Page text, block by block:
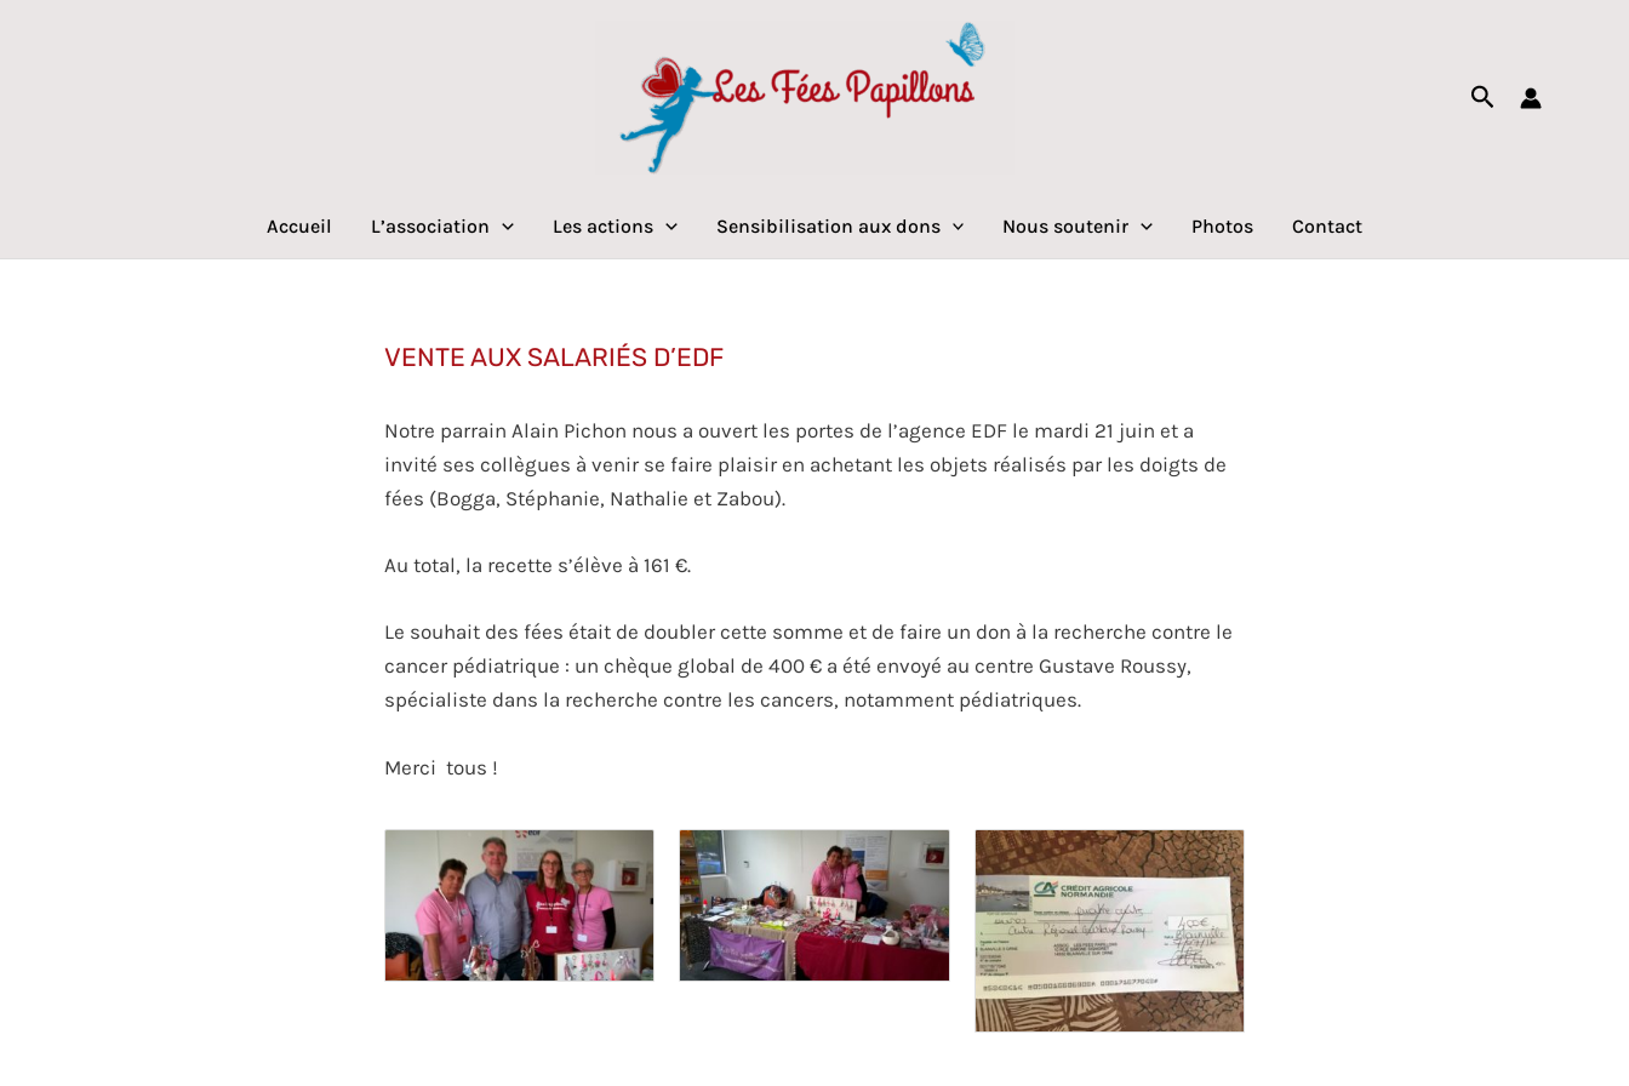
Rechercher
Accueil L’association Les actions Sensibilisation aux dons Nous soutenir Photos Contact
VENTE AUX SALARIÉS D’EDF
Notre parrain Alain Pichon nous a ouvert les portes de l’agence EDF le mardi 21 juin et a
invité ses collègues à venir se faire plaisir en achetant les objets réalisés par les doigts de
fées (Bogga, Stéphanie, Nathalie et Zabou).
Au total, la recette s’élève à 161 €.
Le souhait des fées était de doubler cette somme et de faire un don à la recherche contre le
cancer pédiatrique : un chèque global de 400 € a été envoyé au centre Gustave Roussy,
spécialiste dans la recherche contre les cancers, notamment pédiatriques.
Merci tous !